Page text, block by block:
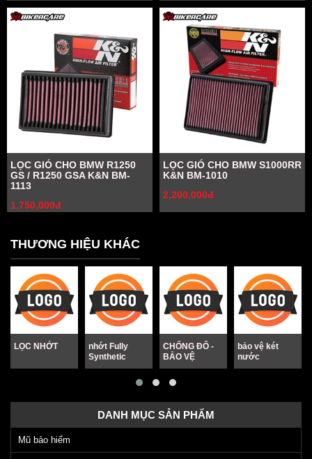
LỌC GIÓ CHO BMW R1250
GS / R1250 GSA K&N BM-
1113
1,750,000đ
LỌC GIÓ CHO BMW S1000RR
K&N BM-1010
2,200,000đ
THƯƠNG HIỆU KHÁC
LỌC NHỚT
nhớt Fully
Synthetic
CHỐNG ĐỔ -
BẢO VỆ
bảo vệ két
nước
DANH MỤC SẢN PHẨM
Mũ bảo hiểm